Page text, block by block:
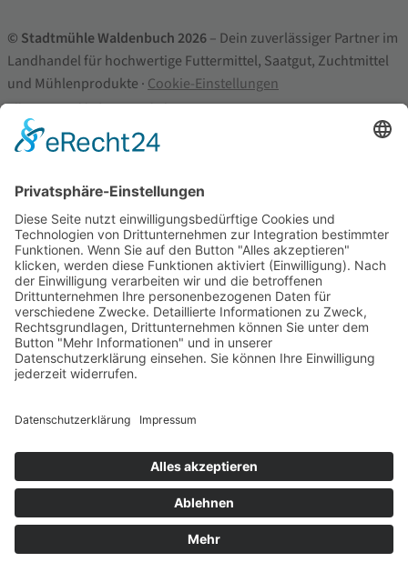
© Stadtmühle Waldenbuch 2026– Dein zuverlässiger Partner im
Landhandel für hochwertige Futtermittel, Saatgut, Zuchtmittel
und Mühlenprodukte · Cookie-Einstellungen
Alle Preise inkl. der gesetzlichen MwSt.
Die durchgestrichenen Preise entsprechen dem bisherigen Preis in
diesem Online-Shop.